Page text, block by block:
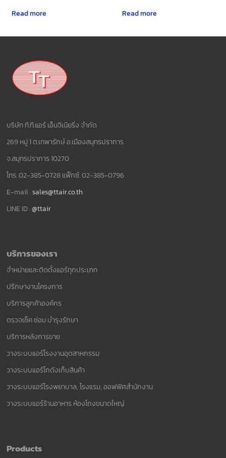
Read more Read more
บริษัท ที.ที.แอร์ เอ็นจิเนียริ่ง จำกัด
269 หมู่ 1 ต.เทพารักษ์ อ.เมืองสมุทรปราการ
จ.สมุทรปราการ 10270
โทร. 02-385-0728 แฟ็กซ์. 02-385-0796
E-mail :sales@ttair.co.th
LINE ID :@ttair
บริการของเรา
จำหน่ายและติดตั้งแอร์ทุกประเภท
ปรึกษางานโครงการ
บริการลูกค้าองค์กร
ตรวจเช็ค ซ่อม บำรุงรักษา
บริการหลังการขาย
วางระบบแอร์โรงงานอุตสาหกรรม
วางระบบแอร์โกดังเก็บสินค้า
วางระบบแอร์โรงพยาบาล, โรงแรม, ออฟฟิศสำนักงาน
วางระบบแอร์ร้านอาหาร ห้องโถงขนาดใหญ่
Products